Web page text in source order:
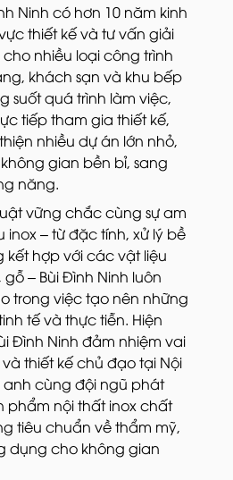
Ninh có hơn 10 năm kinh
thiết kế và tư vấn giải
nhiều loại công trình
khách sạn và khu bếp
suốt quá trình làm việc,
tiếp tham gia thiết kế,
nhiều dự án lớn nhỏ,
gian bền bỉ, sang
năng.
vững chắc cùng sự am
inox – từ đặc tính, xử lý bề
kết hợp với các vật liệu
– Bùi Đình Ninh luôn
trong việc tạo nên những
tế và thực tiễn. Hiện
Đình Ninh đảm nhiệm vai
thiết kế chủ đạo tại Nội
cùng đội ngũ phát
phẩm nội thất inox chất
tiêu chuẩn về thẩm mỹ,
dụng cho không gian